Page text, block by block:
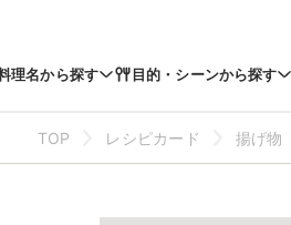
理名から探す 目的・シーンから探す
TOP レシピカード 揚げ物